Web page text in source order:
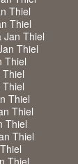
Thiel
Thiel
Jan Thiel
Thiel
Thiel
Thiel
Thiel
Thiel
Thiel
Thiel